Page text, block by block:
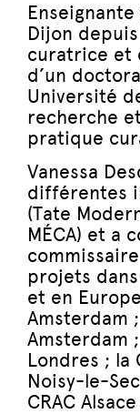
Dijon depuis
curatrice et
d’un
Université
recherche
pratique
Vanessa
différentes
(Tate
MÉCA) et a
projets
et en
Amsterdam
Amsterdam
Londres ; la
Noisy-le-
CRAC